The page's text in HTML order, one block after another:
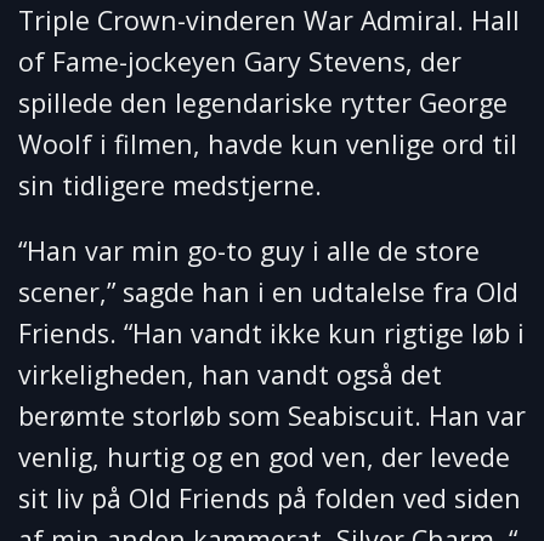
Triple Crown-vinderen War Admiral. Hall
of Fame-jockeyen Gary Stevens, der
spillede den legendariske rytter George
Woolf i filmen, havde kun venlige ord til
sin tidligere medstjerne.
“Han var min go-to guy i alle de store
scener,” sagde han i en udtalelse fra Old
Friends. “Han vandt ikke kun rigtige løb i
virkeligheden, han vandt også det
berømte storløb som Seabiscuit. Han var
venlig, hurtig og en god ven, der levede
sit liv på Old Friends på folden ved siden